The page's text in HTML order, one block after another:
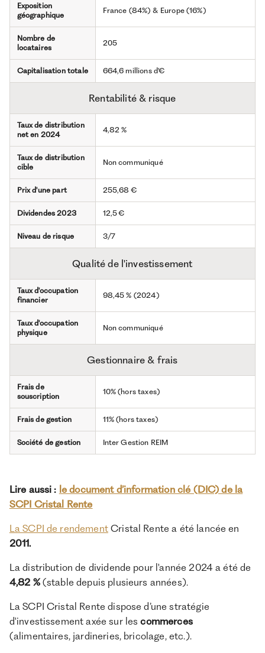
Exposition
géographique
France (84%) & Europe (16%)
Nombre de
locataires
205
Capitalisation totale 664,6 millions d'€
Rentabilité & risque
Taux de distribution
net en 2024
4,82 %
Taux de distribution
cible
Non communiqué
Prix d'une part 255,68 €
Dividendes 2023 12,5 €
Niveau de risque 3/7
Qualité de l'investissement
Taux d'occupation
financier
98,45 % (2024)
Taux d'occupation
physique
Non communiqué
Gestionnaire & frais
Frais de
souscription
10% (hors taxes)
Frais de gestion 11% (hors taxes)
Société de gestion Inter Gestion REIM
Lire aussi : le document d’information clé (DIC) de la
SCPI Cristal Rente
La SCPI de rendementCristal Rente a été lancée en
2011.
La distribution de dividende pour l'année 2024 a été de
4,82 % (stable depuis plusieurs années).
La SCPI Cristal Rente dispose d’une stratégie
d'investissement axée sur lescommerces
(alimentaires, jardineries, bricolage, etc.).